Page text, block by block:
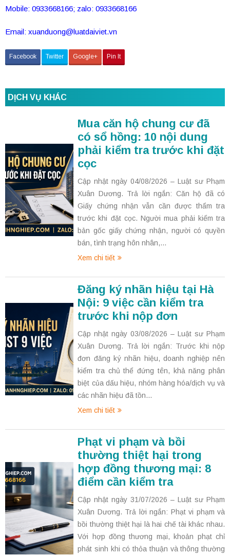
Mobile: 0933668166; zalo: 0933668166
Email: xuanduong@luatdaiviet.vn
Facebook Twitter Google+ Pin It
DỊCH VỤ KHÁC
Mua căn hộ chung cư đã
có sổ hồng: 10 nội dung
phải kiểm tra trước khi đặt
cọc
Cập nhật ngày 04/08/2026 – Luật sư Phạm
Xuân Dương. Trả lời ngắn: Căn hộ đã có
Giấy chứng nhận vẫn cần được thẩm tra
trước khi đặt cọc. Người mua phải kiểm tra
bản gốc giấy chứng nhận, người có quyền
bán, tình trạng hôn nhân,...
Xem chi tiết
Đăng ký nhãn hiệu tại Hà
Nội: 9 việc cần kiểm tra
trước khi nộp đơn
Cập nhật ngày 03/08/2026 – Luật sư Phạm
Xuân Dương. Trả lời ngắn: Trước khi nộp
đơn đăng ký nhãn hiệu, doanh nghiệp nên
kiểm tra chủ thể đứng tên, khả năng phân
biệt của dấu hiệu, nhóm hàng hóa/dịch vụ và
các nhãn hiệu đã tồn...
Xem chi tiết
Phạt vi phạm và bồi
thường thiệt hại trong
hợp đồng thương mại: 8
điểm cần kiểm tra
Cập nhật ngày 31/07/2026 – Luật sư Phạm
Xuân Dương. Trả lời ngắn: Phạt vi phạm và
bồi thường thiệt hại là hai chế tài khác nhau.
Với hợp đồng thương mại, khoản phạt chỉ
phát sinh khi có thỏa thuận và thông thường